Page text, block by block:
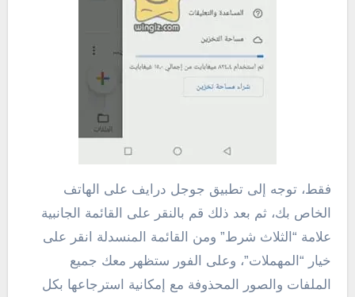
فقط، توجه إلى تطبيق جوجل درايف على الهاتف
الخاص بك، ثم بعد ذلك قم بالنقر على القائمة الجانبية
علامة “الثلاث شرط” ومن القائمة المنسدلة انقر على
خيار “المهملات”، وعلى الفور ستظهر معك جميع
الملفات والصور المحذوفة مع إمكانية استرجاعها بكل